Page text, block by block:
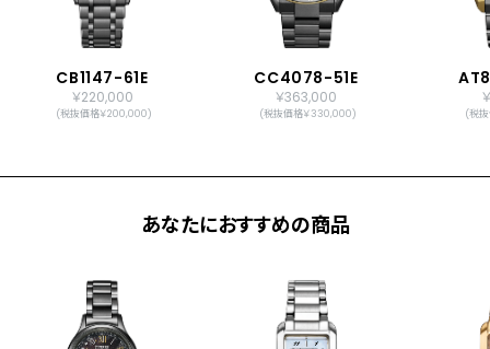
CB1147-61E
￥220,000
(税抜価格￥200,000)
CC4078-51E
￥363,000
(税抜価格￥330,000) (税
あなたにおすすめの商品